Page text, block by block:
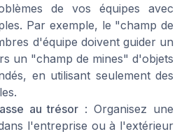
de vos équipes avec
Par exemple, le "champ de
d'équipe doivent guider un
un "champ de mines" d'objets
en utilisant seulement des
au trésor : Organisez une
l'entreprise ou à l'extérieur